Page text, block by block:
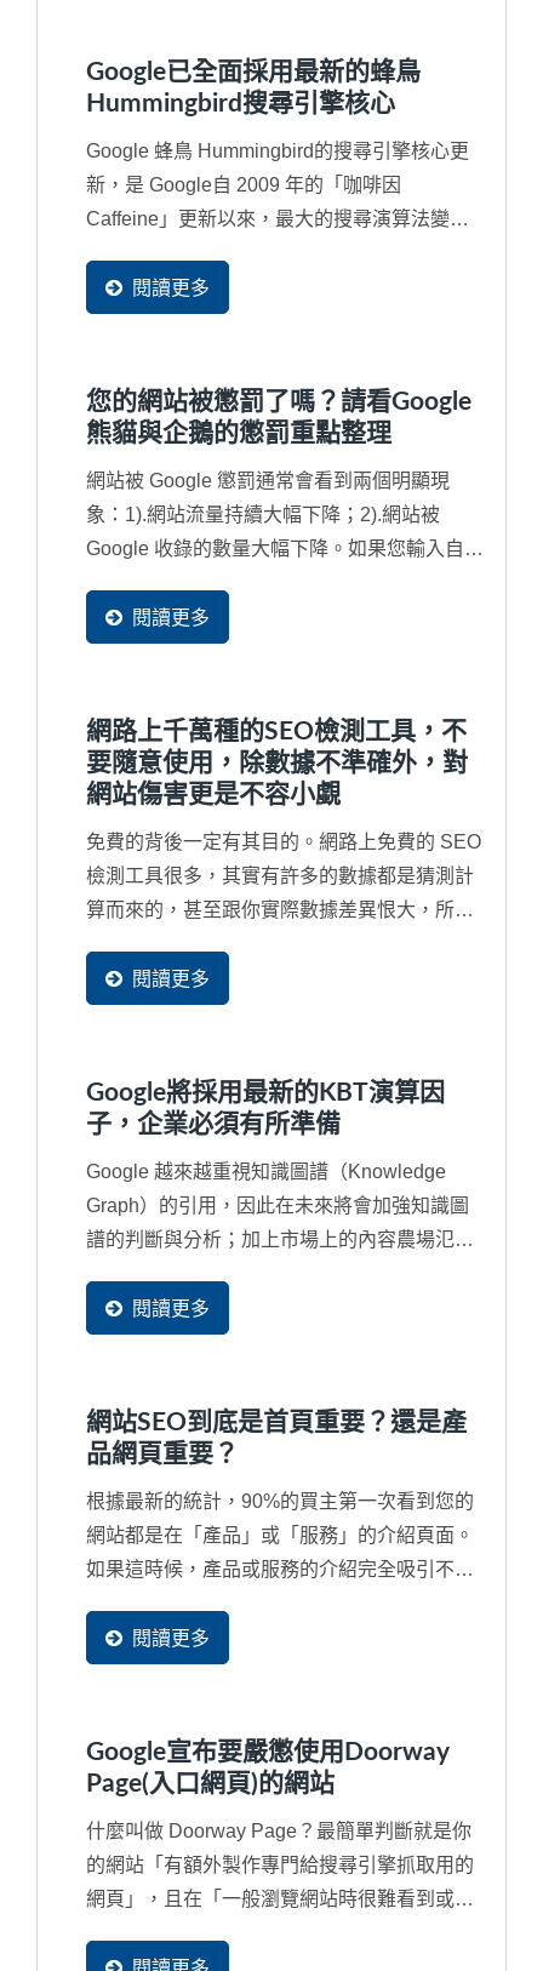
Google已全面採用最新的蜂鳥
Hummingbird搜尋引擎核心
Google 蜂鳥 Hummingbird的搜尋引擎核心更
新，是 Google自 2009 年的「咖啡因
Caffeine」更新以來，最大的搜尋演算法變
閱讀更多
您的網站被懲罰了嗎？請看Google
熊貓與企鵝的懲罰重點整理
網站被 Google 懲罰通常會看到兩個明顯現
象：1).網站流量持續大幅下降；2).網站被
Google 收錄的數量大幅下降。如果您輸入自己
站已經被列入黑名單了，從此不會再被找到
了，也就是說將近有90%潛在買主不會再發現
閱讀更多
網路上千萬種的SEO檢測工具，不
要隨意使用，除數據不準確外，對
網站傷害更是不容小覷
免費的背後一定有其目的。網路上免費的 SEO
檢測工具很多，其實有許多的數據都是猜測計
算而來的，甚至跟你實際數據差異恨大，所以
去吸引您去免費使用，甚在您根本沒有看完同
意書就打勾送出，往往受害的都是企業自己的
的部分資料成為他們網站的一部分，將您辛苦
的經營的資料同意這些工具網站無窮盡的抓取
閱讀更多
Google將採用最新的KBT演算因
子，企業必須有所準備
Google 越來越重視知識圖譜（Knowledge
Graph）的引用，因此在未來將會加強知識圖
譜的判斷與分析；加上市場上的內容農場氾
是抄襲來源，再再干擾了搜尋結果，因此...
閱讀更多
網站SEO到底是首頁重要？還是產
品網頁重要？
根據最新的統計，90%的買主第一次看到您的
網站都是在「產品」或「服務」的介紹頁面。
如果這時候，產品或服務的介紹完全吸引不了
會看。所以，當然是產品網頁是最重要，但經
過觀察，臺灣許多中小企業習慣在製作網站時
定了網站行銷將不會有結果。
閱讀更多
Google宣布要嚴懲使用Doorway
Page(入口網頁)的網站
什麼叫做 Doorway Page？最簡單判斷就是你
的網站「有額外製作專門給搜尋引擎抓取用的
網頁」，且在「一般瀏覽網站時很難看到或甚